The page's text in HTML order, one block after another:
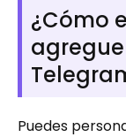
¿Cómo
Puedes